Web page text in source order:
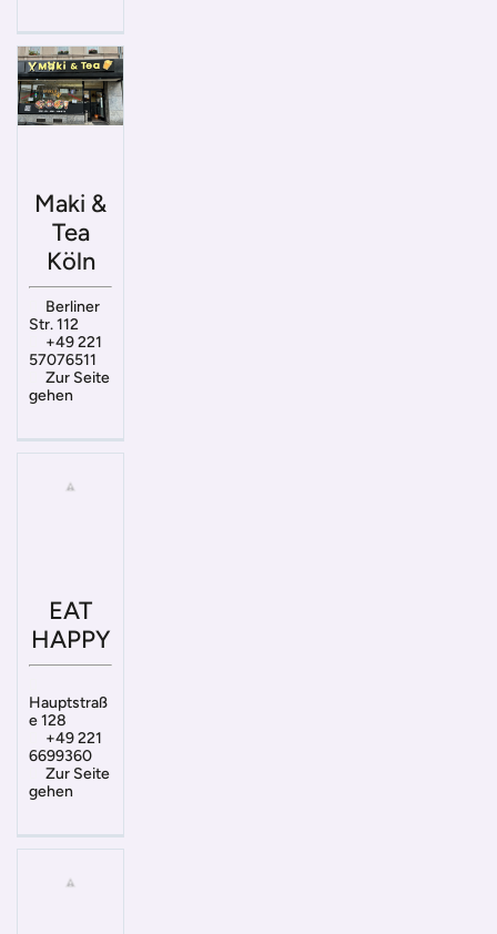
Maki &
Tea
Köln
Berliner
Str. 112
+49 221
57076511
Zur Seite
gehen
EAT
HAPPY
Hauptstraß
e 128
+49 221
6699360
Zur Seite
gehen